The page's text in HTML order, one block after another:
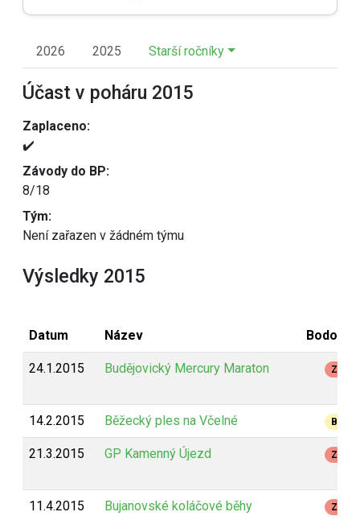
2026 2025 Starší ročníky
Účast v poháru 2015
Zaplaceno:
✔️
Závody do BP:
8/18
Tým:
Není zařazen v žádném týmu
Výsledky 2015
Datum Název
24.1.2015 Budějovický Mercury Maraton Z
14.2.2015 Běžecký ples na Včelné B
21.3.2015 GP Kamenný Újezd Z
11.4.2015 Bujanovské koláčové běhy Z